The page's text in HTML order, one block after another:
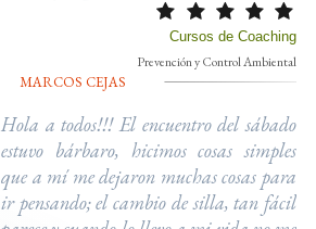
Cursos de Coaching
Prevención y Control Ambiental
MARCOS CEJAS
Hola a todos!!! El encuentro del sábado
estuvo bárbaro, hicimos cosas simples
que a mí me dejaron muchas cosas para
ir pensando; el cambio de silla, tan fácil